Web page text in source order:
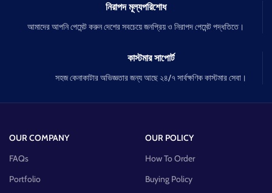
নিরাপদ মূল্যপরিশোধ
আমাদের আপনি পেমেন্ট করুন দেশের সবচেয়ে জনপ্রিয় ও নিরাপদ পেমেন্ট পদ্ধতিতে।
কাস্টমার সাপোর্ট
সহজ কেনাকাটার অভিজ্ঞতার জন্য আছে ২৪/৭ সার্বক্ষণিক কাস্টমার সেবা।
OUR COMPANY
FAQs
Portfolio
OUR POLICY
How To Order
Buying Policy